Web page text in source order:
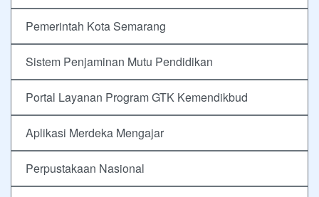
Pemerintah Kota Semarang
Sistem Penjaminan Mutu Pendidikan
Portal Layanan Program GTK Kemendikbud
Aplikasi Merdeka Mengajar
Perpustakaan Nasional